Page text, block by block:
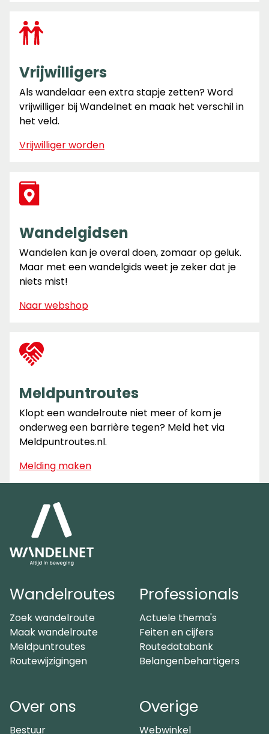
Vrijwilligers
Als wandelaar een extra stapje zetten? Word
vrijwilliger bij Wandelnet en maak het verschil in
het veld.
Vrijwilliger worden
Wandelgidsen
Wandelen kan je overal doen, zomaar op geluk.
Maar met een wandelgids weet je zeker dat je
niets mist!
Naar webshop
Meldpuntroutes
Klopt een wandelroute niet meer of kom je
onderweg een barrière tegen? Meld het via
Meldpuntroutes.nl.
Melding maken
Wandelroutes
Zoek wandelroute
Maak wandelroute
Meldpuntroutes
Routewijzigingen
Professionals
Actuele thema's
Feiten en cijfers
Routedatabank
Belangenbehartigers
Over ons
Bestuur
Overige
Webwinkel